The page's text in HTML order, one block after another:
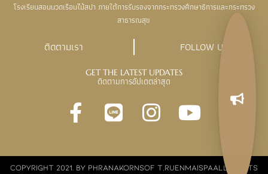
โรงเรียนสอนนวดเรือนไม้สปา ภายใต้การรับรองจากกระทรวงศึกษาธิการและกระทรวง
สาธารณสุข
ติดตามเรา FOLLOW US
GET THE LATEST UPDATES
ติดตามการอัปเดตล่าสุด
COPYRIGHT 2021. BY PHRANAKORNSOF T,RUENMAISPAALL RIGHTS